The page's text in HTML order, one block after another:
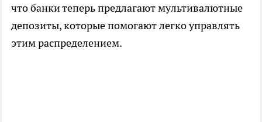
что банки теперь предлагают мультивалютные
депозиты, которые помогают легко управлять
этим распределением.